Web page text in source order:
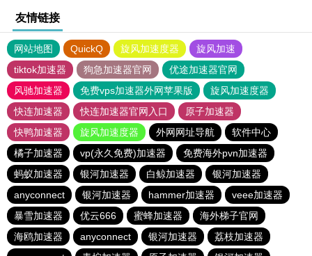
友情链接
网站地图 QuickQ 旋风加速度器
旋风加速
tiktok加速器
狗急加速器官网
优途加速器官网
风驰加速器
免费vps加速器外网苹果版
旋风加速度器
快连加速器
快连加速器官网入口
原子加速器
快鸭加速器
旋风加速度器 外网网址导航
软件中心
橘子加速器
vp(永久免费)加速器
免费海外pvn加速器
蚂蚁加速器
银河加速器 白鲸加速器
银河加速器
anyconnect
银河加速器 hammer加速器
veee加速器
暴雪加速器
优云666 蜜蜂加速器
海外梯子官网
海鸥加速器
anyconnect 银河加速器
荔枝加速器